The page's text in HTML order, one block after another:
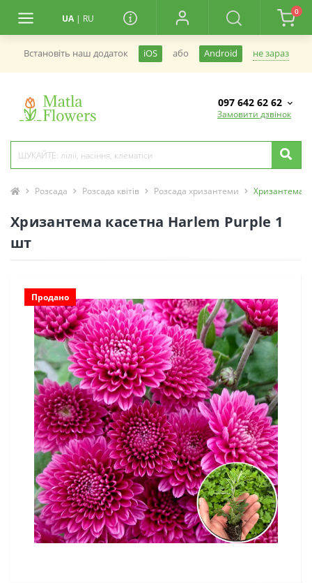
UA | RU
0
Встановiть наш додаток iOS або Android не зараз
097 642 62 62
Замовити дзвінок
Розсада Розсада квітів Розсада хризантеми Хризантема
Хризантема касетна Harlem Purple 1
шт
Продано